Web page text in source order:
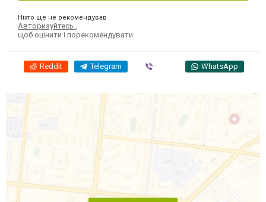
Ніхто ще не рекомендував
Авторизуйтесь
щоб оцінити і порекомендувати
Reddit Telegram WhatsApp